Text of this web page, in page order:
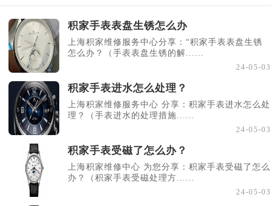
积家手表表盘生锈怎么办
上海积家维修服务中心分享：“积家手表表盘生锈
怎么办？（手表表盘生锈的解......
24-05-03
积家手表进水怎么处理？
上海积家维修服务中心 分享：积家手表进水怎么处
理？（手表进水的处理措施......
24-05-03
积家手表受磁了怎么办？
上海积家维修中心 为您分享：积家手表受磁了怎么
办？（积家手表受磁处理方......
24-05-03